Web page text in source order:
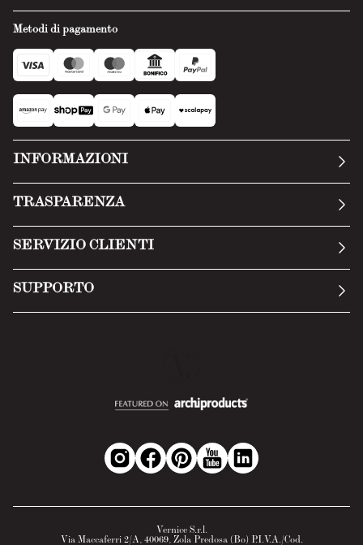
Metodi di pagamento
INFORMAZIONI
TRASPARENZA
Privacy Policy
SERVIZIO CLIENTI
SUPPORTO
Vernice S.r.l.
Via Maccaferri 2/A, 40069, Zola Predosa (Bo) P.I.V.A./Cod.